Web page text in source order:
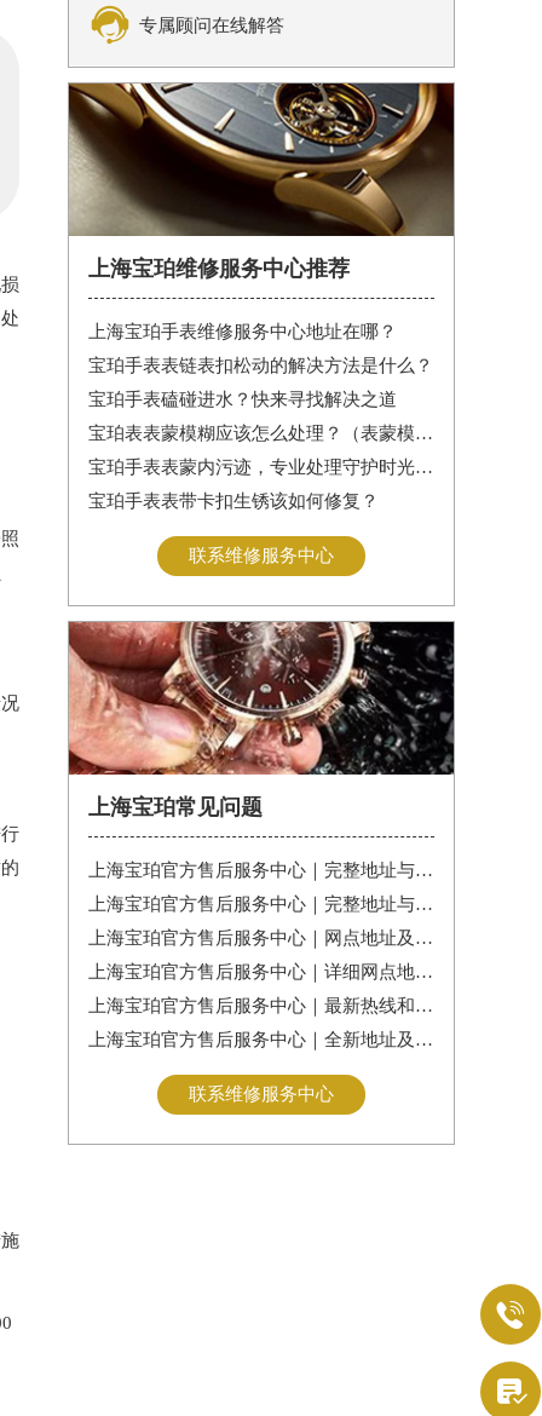
 专属顾问在线解答
上海宝珀维修服务中心推荐
上海宝珀手表维修服务中心地址在哪？
宝珀手表表链表扣松动的解决方法是什么？
宝珀手表磕碰进水？快来寻找解决之道
宝珀表表蒙模糊应该怎么处理？（表蒙模糊怎么办）
宝珀手表表蒙内污迹，专业处理守护时光清晰
宝珀手表表带卡扣生锈该如何修复？
联系维修服务中心
上海宝珀常见问题
上海宝珀官方售后服务中心｜完整地址与售后热线电话权威信息公告（2026年7月最新）
上海宝珀官方售后服务中心｜完整地址与客服电话权威信息公告（2026年7月最新）
上海宝珀官方售后服务中心｜网点地址及服务电话权威信息公告（2026年7月最新）
上海宝珀官方售后服务中心｜详细网点地址及热线权威信息公告（2026年7月最新）
上海宝珀官方售后服务中心｜最新热线和全部维修地址权威信息公告（2026年7月最新）
上海宝珀官方售后服务中心｜全新地址及24小时服务电话权威信息公告（2026年7月最新）
联系维修服务中心

